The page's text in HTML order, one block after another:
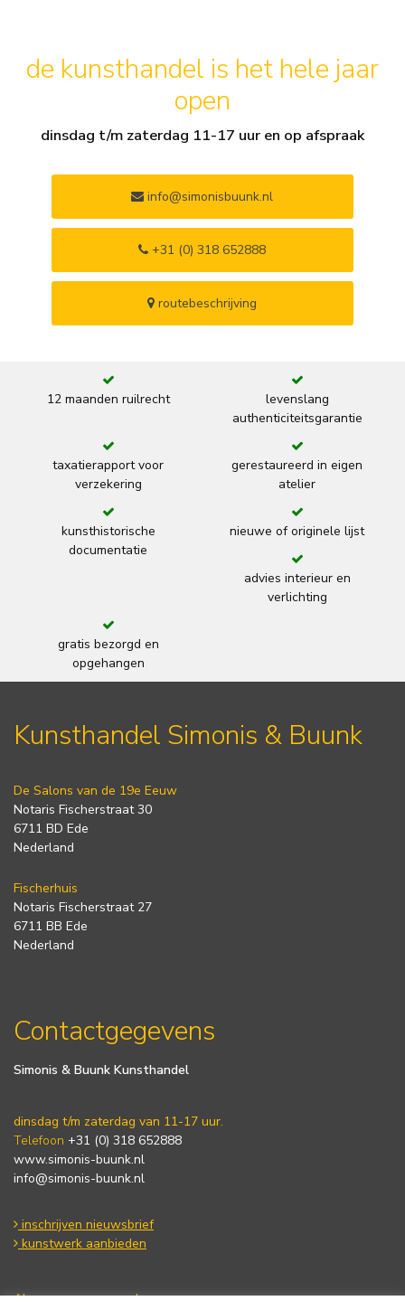
de kunsthandel is het hele jaar
open
dinsdag t/m zaterdag 11-17 uur en op afspraak
info@simonisbuunk.nl
+31 (0) 318 652888
routebeschrijving
12 maanden ruilrecht
levenslang
authenticiteitsgarantie
taxatierapport voor
verzekering
gerestaureerd in eigen
atelier
kunsthistorische
documentatie
nieuwe of originele lijst
advies interieur en
verlichting
gratis bezorgd en
opgehangen
Kunsthandel Simonis & Buunk
De Salons van de 19e Eeuw
Notaris Fischerstraat 30
6711 BD Ede
Nederland
Fischerhuis
Notaris Fischerstraat 27
6711 BB Ede
Nederland
Contactgegevens
Simonis & Buunk Kunsthandel
dinsdag t/m zaterdag van 11-17 uur.
Telefoon +31 (0) 318 652888
www.simonis-buunk.nl
info@simonis-buunk.nl
inschrijven nieuwsbrief
kunstwerk aanbieden
Algemene voorwaarden